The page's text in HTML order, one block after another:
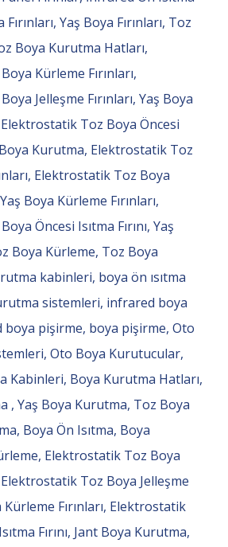
Yaş Boya Fırınları, Toz
Boya Kurutma Hatları,
Kürleme Fırınları,
Jelleşme Fırınları, Yaş Boya
Elektrostatik Toz Boya Öncesi
Boya Kurutma, Elektrostatik Toz
Elektrostatik Toz Boya
Boya Kürleme Fırınları,
Öncesi Isıtma Fırını, Yaş
Boya Kürleme, Toz Boya
kabinleri, boya ön ısıtma
sistemleri, infrared boya
pişirme, boya pişirme, Oto
Oto Boya Kurutucular,
Kabinleri, Boya Kurutma Hatları,
, Yaş Boya Kurutma, Toz Boya
Boya Ön Isıtma, Boya
Elektrostatik Toz Boya
Elektrostatik Toz Boya Jelleşme
Kürleme Fırınları, Elektrostatik
Fırını, Jant Boya Kurutma,